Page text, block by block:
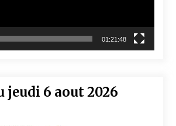
01:21:48
jeudi 6 aout 2026